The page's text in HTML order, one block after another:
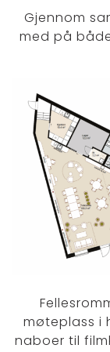
Gjennom
med på
møteplass i
naboer til